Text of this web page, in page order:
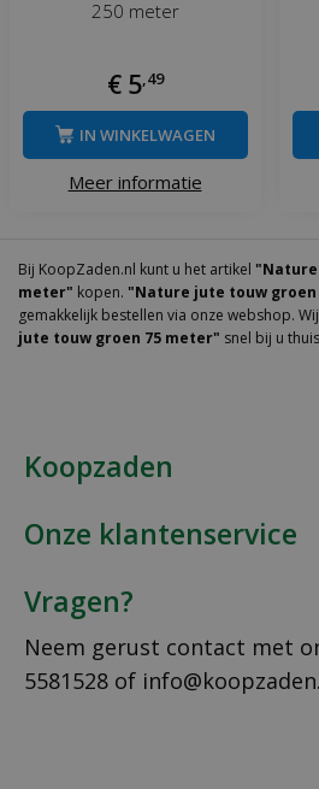
250 meter
€ 5,49
Meer informatie
IN WINKELWAGEN
Bij KoopZaden.nl kunt u het artikel "Nature
meter" kopen. "Nature jute touw groen
gemakkelijk bestellen via onze webshop.
jute touw groen 75 meter" snel bij u
Koopzaden
Onze klantenservice
Vragen?
Neem gerust contact met
5581528 of